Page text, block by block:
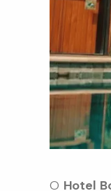
O Hotel